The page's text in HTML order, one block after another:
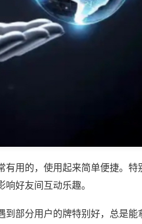
用的，使用起来简单便捷。特
好友间互动乐趣。
到部分用户的牌特别好，总是能